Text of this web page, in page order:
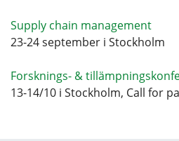
Supply chain management
23-24 september i Stockholm
Forsknings- &
13-14/10 i Stockholm, Call for